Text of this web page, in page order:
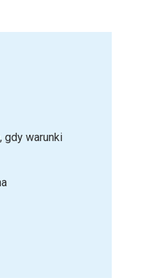
gdy warunki